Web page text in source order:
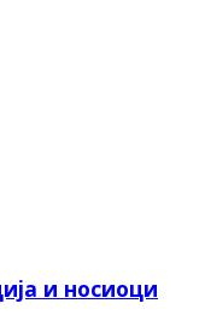
и носиоци